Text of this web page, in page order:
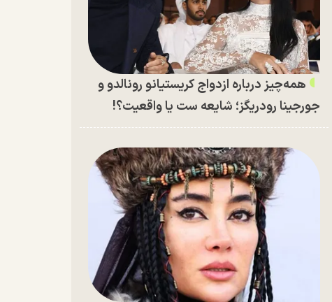
همه‌چیز درباره ازدواج کریستیانو رونالدو و
جورجینا رودریگز؛ شایعه ست یا واقعیت؟!